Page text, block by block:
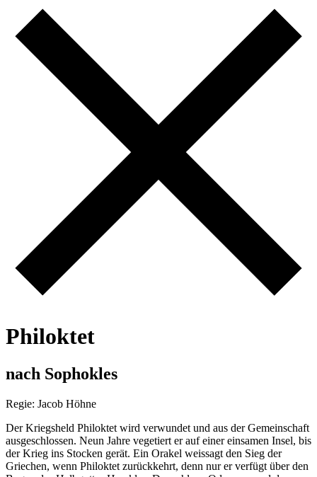
Philoktet
nach Sophokles
Regie: Jacob Höhne
Der Kriegsheld Philoktet wird verwundet und aus der Gemeinschaft
ausgeschlossen. Neun Jahre vegetiert er auf einer einsamen Insel, bis
der Krieg ins Stocken gerät. Ein Orakel weissagt den Sieg der
Griechen, wenn Philoktet zurückkehrt, denn nur er verfügt über den